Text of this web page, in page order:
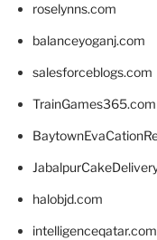
roselynns.com
balanceyoganj.com
salesforceblogs.com
TrainGames365.com
halobjd.com
intelligenceqatar.com